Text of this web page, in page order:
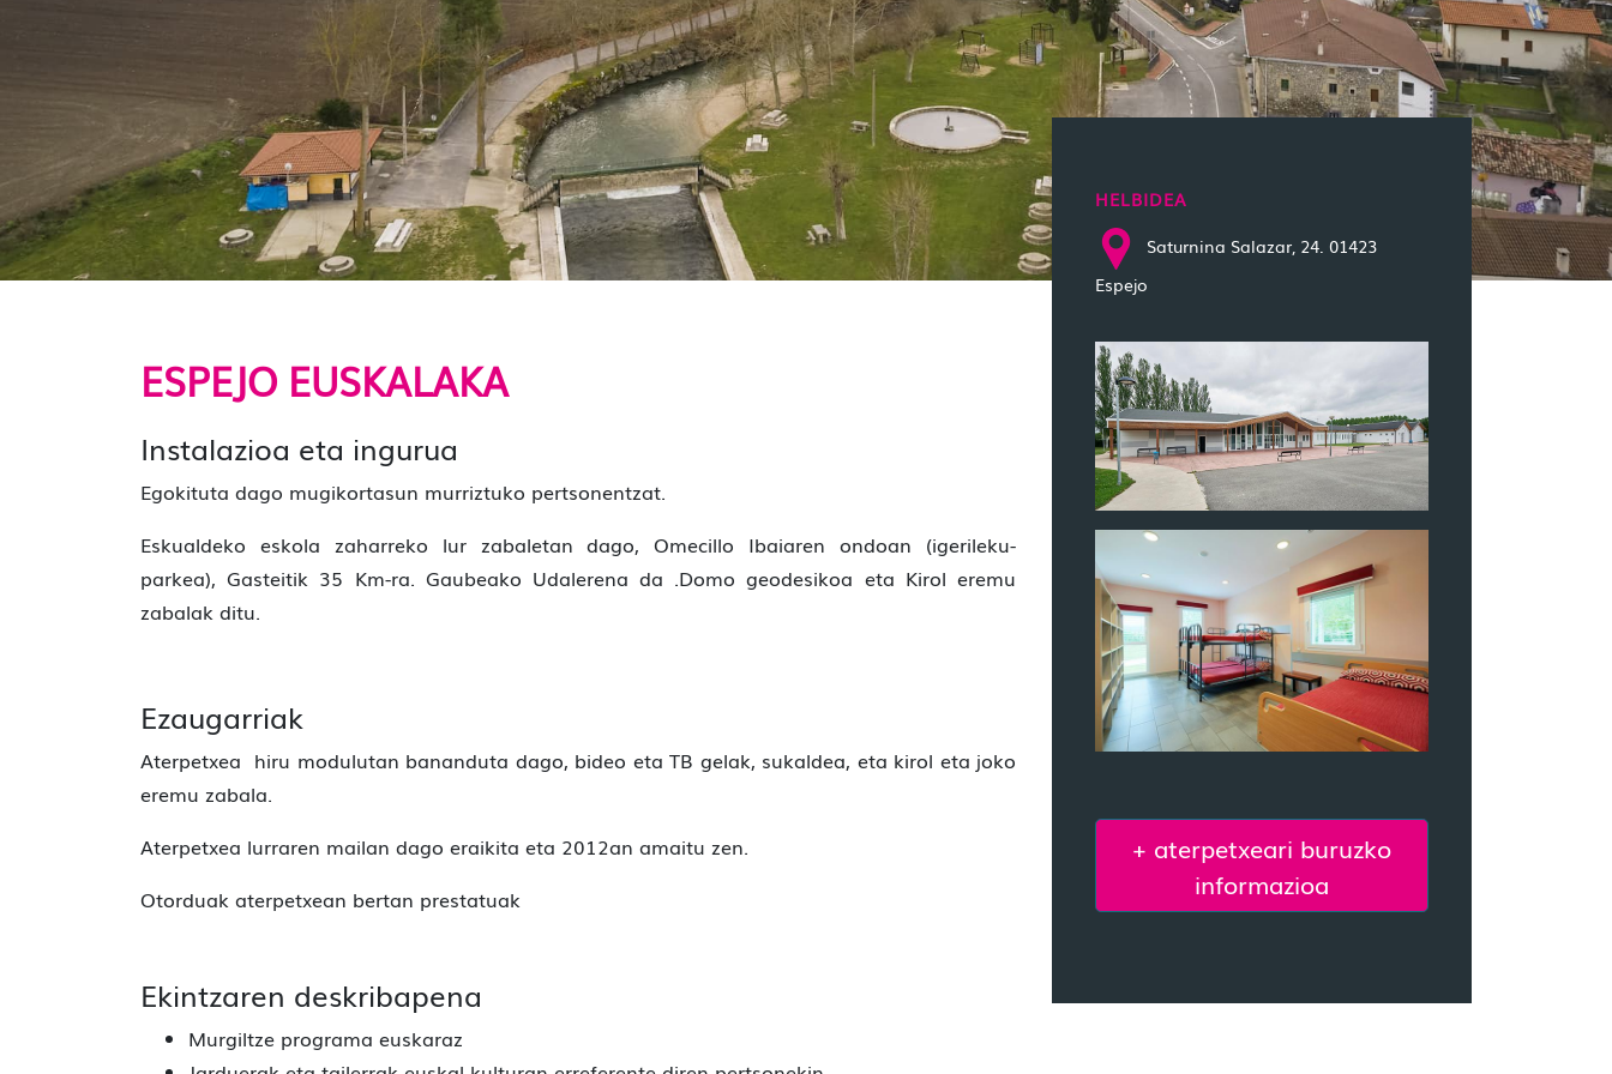
ESPEJO EUSKALAKA
Instalazioa eta ingurua
Egokituta dago mugikortasun murriztuko pertsonentzat.
Eskualdeko eskola zaharreko lur zabaletan dago, Omecillo Ibaiaren ondoan (igerileku-
parkea), Gasteitik 35 Km-ra. Gaubeako Udalerena da .Domo geodesikoa eta Kirol eremu
zabalak ditu.
Ezaugarriak
Aterpetxea hiru modulutan bananduta dago, bideo eta TB gelak, sukaldea, eta kirol eta joko
eremu zabala.
Aterpetxea lurraren mailan dago eraikita eta 2012an amaitu zen.
Otorduak aterpetxean bertan prestatuak
Ekintzaren deskribapena
Murgiltze programa euskaraz
HELBIDEA
Saturnina Salazar, 24. 01423
Espejo
+ aterpetxeari buruzko
informazioa